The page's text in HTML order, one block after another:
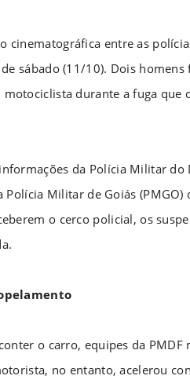
cinematográfica entre as
sábado (11/10). Dois
durante a fuga que
da Polícia Militar
Polícia Militar de Goiás
o cerco policial, os
o carro, equipes da
no entanto, acelerou